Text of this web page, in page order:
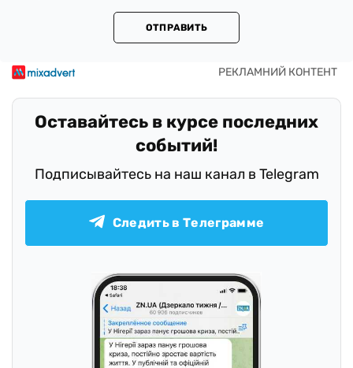
ОТПРАВИТЬ
Оставайтесь в курсе последних
событий!
Подписывайтесь на наш канал в Telegram
Следить в Телеграмме